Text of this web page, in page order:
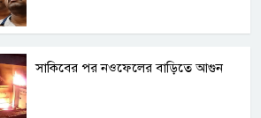
সাকিবের পর নওফেলের বাড়িতে আগুন